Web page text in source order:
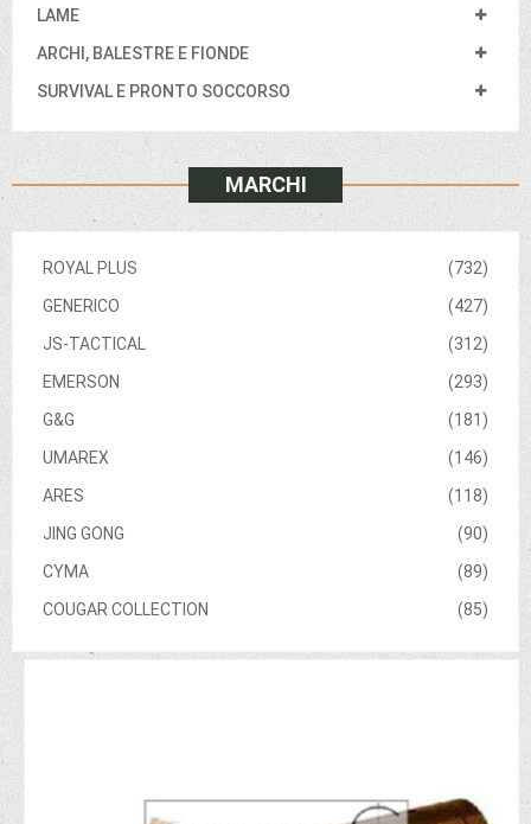
LAME
ARCHI, BALESTRE E FIONDE
SURVIVAL E PRONTO SOCCORSO
MARCHI
(732)
ROYAL PLUS
(427)
GENERICO
(312)
JS-TACTICAL
(293)
EMERSON
(181)
G&G
(146)
UMAREX
(118)
ARES
(90)
JING GONG
(89)
CYMA
(85)
COUGAR COLLECTION